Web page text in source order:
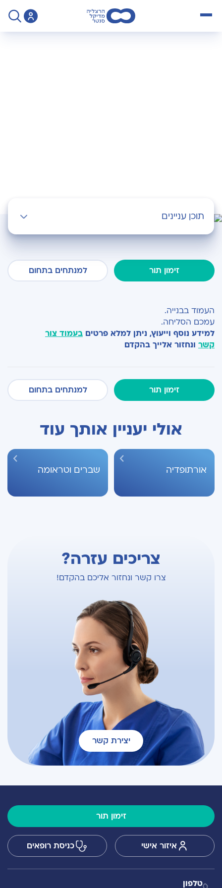
תוכן עניינים
זימון תור למנתחים בתחום
העמוד בבנייה.
עמכם הסליחה.
למידע נוסף וייעוץ, ניתן למלא פרטים בעמוד צור
קשר ונחזור אלייך בהקדם
זימון תור למנתחים בתחום
אולי יעניין אותך עוד
אורתופדיה שברים וטראומה
צריכים עזרה?
צרו קשר ונחזור אליכם בהקדם!
יצירת קשר
זימון תור
איזור אישי כניסת רופאים
טלפון